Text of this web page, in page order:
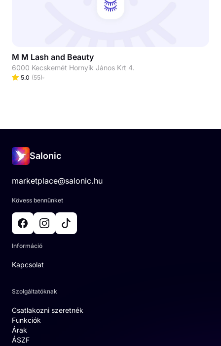
M M Lash and Beauty
6000 Kecskemét Hornyik János Krt 4.
5.0 (55)
Salonic
marketplace@salonic.hu
Kövess bennünket
Információ
Kapcsolat
Szolgáltatóknak
Csatlakozni szeretnék
Funkciók
Árak
ÁSZF